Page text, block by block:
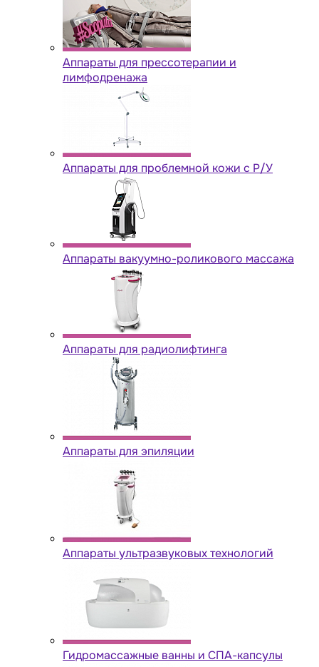
Аппараты для прессотерапии и
лимфодренажа
Аппараты для проблемной кожи с Р/У
Аппараты вакуумно-роликового массажа
Аппараты для радиолифтинга
Аппараты для эпиляции
Аппараты ультразвуковых технологий
Гидромассажные ванны и СПА-капсулы